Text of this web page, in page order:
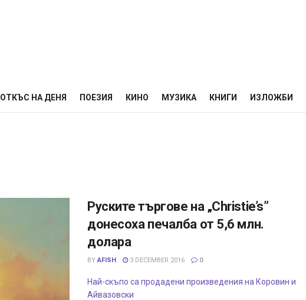
ОТКЪС НА ДЕНЯ ПОЕЗИЯ КИНО МУЗИКА КНИГИ ИЗЛОЖБИ
Руските търгове на „Christie’s”
донесоха печалба от 5,6 млн.
долара
BY AFISH 3 DECEMBER 2016 0
Най-скъпо са продадени произведения на Коровин и
Айвазовски